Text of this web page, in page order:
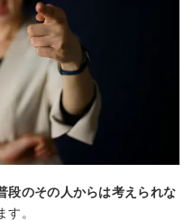
段のその人からは考えられな
す。